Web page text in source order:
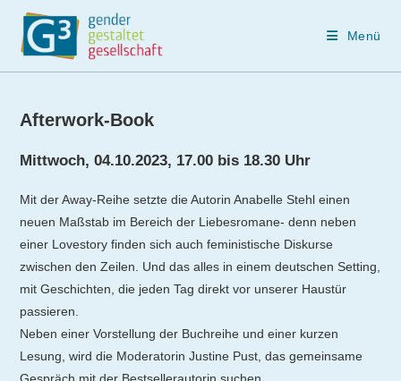
springen
Menü
Afterwork-Book
Mittwoch, 04.10.2023, 17.00 bis 18.30 Uhr
Mit der Away-Reihe setzte die Autorin Anabelle Stehl einen
neuen Maßstab im Bereich der Liebesromane- denn neben
einer Lovestory finden sich auch feministische Diskurse
zwischen den Zeilen. Und das alles in einem deutschen Setting,
mit Geschichten, die jeden Tag direkt vor unserer Haustür
passieren.
Neben einer Vorstellung der Buchreihe und einer kurzen
Lesung, wird die Moderatorin Justine Pust, das gemeinsame